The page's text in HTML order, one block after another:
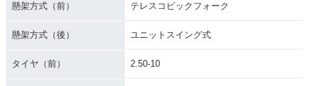
懸架方式（前） テレスコピックフォーク
懸架方式（後） ユニットスイング式
タイヤ（前） 2.50-10